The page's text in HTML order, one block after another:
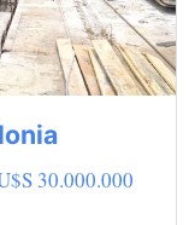
30.000.000